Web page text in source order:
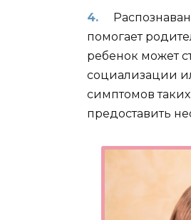
помогает
ребенок может
социализации
симптомов
предоставить